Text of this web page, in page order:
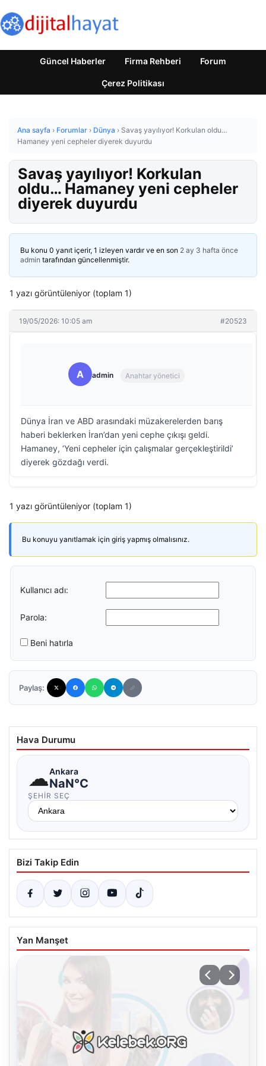
Güncel Haberler Firma Rehberi Forum
Çerez Politikası
Ana sayfa › Forumlar › Dünya › Savaş yayılıyor! Korkulan oldu…
Hamaney yeni cepheler diyerek duyurdu
Savaş yayılıyor! Korkulan
oldu… Hamaney yeni cepheler
diyerek duyurdu
Bu konu 0 yanıt içerir, 1 izleyen vardır ve en son 2 ay 3 hafta önce
admin tarafından güncellenmiştir.
1 yazı görüntüleniyor (toplam 1)
19/05/2026: 10:05 am #20523
A admin Anahtar yönetici
Dünya İran ve ABD arasındaki müzakerelerden barış
haberi beklerken İran’dan yeni cephe çıkışı geldi.
Hamaney, ‘Yeni cepheler için çalışmalar gerçekleştirildi’
diyerek gözdağı verdi.
1 yazı görüntüleniyor (toplam 1)
Bu konuyu yanıtlamak için giriş yapmış olmalısınız.
Kullanıcı adı:
Parola:
Beni hatırla
Paylaş:
Hava Durumu
☁Ankara
NaN°C
ŞEHIR SEÇ
Bizi Takip Edin
Yan Manşet